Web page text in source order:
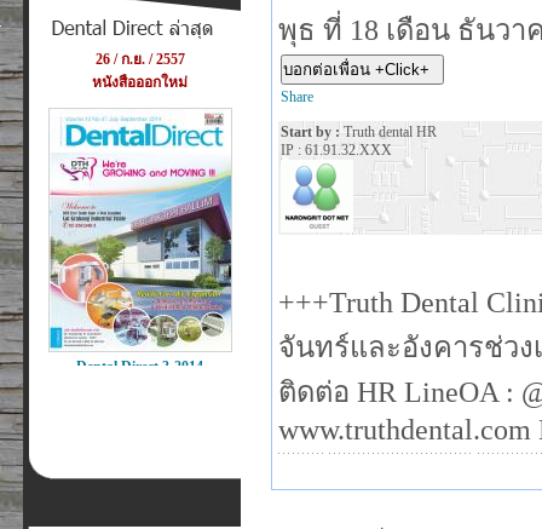
พุธ ที่ 18 เดือน ธันว
Share
Start by :Truth dental HR
IP : 61.91.32.XXX
+++Truth Dental
จันทร์และอังคารช่วง
ติดต่อ HR LineOA :